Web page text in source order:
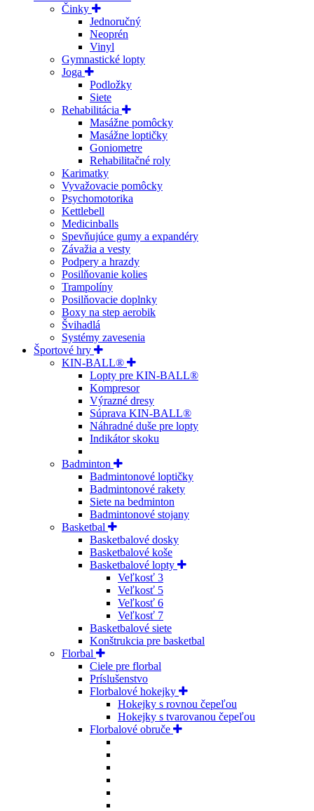
Činky
Jednoručný
Neoprén
Vinyl
Gymnastické lopty
Joga
Podložky
Siete
Rehabilitácia
Masážne pomôcky
Masážne loptičky
Goniometre
Rehabilitačné roly
Karimatky
Vyvažovacie pomôcky
Psychomotorika
Kettlebell
Medicinballs
Spevňujúce gumy a expandéry
Závažia a vesty
Podpery a hrazdy
Posilňovanie kolies
Trampolíny
Posilňovacie doplnky
Boxy na step aerobik
Švihadlá
Systémy zavesenia
Športové hry
KIN-BALL®
Lopty pre KIN-BALL®
Kompresor
Výrazné dresy
Súprava KIN-BALL®
Náhradné duše pre lopty
Indikátor skoku
Badminton
Badmintonové loptičky
Badmintonové rakety
Siete na bedminton
Badmintonové stojany
Basketbal
Basketbalové dosky
Basketbalové koše
Basketbalové lopty
Veľkosť 3
Veľkosť 5
Veľkosť 6
Veľkosť 7
Basketbalové siete
Konštrukcia pre basketbal
Florbal
Ciele pre florbal
Príslušenstvo
Florbalové hokejky
Hokejky s rovnou čepeľou
Hokejky s tvarovanou čepeľou
Florbalové obruče